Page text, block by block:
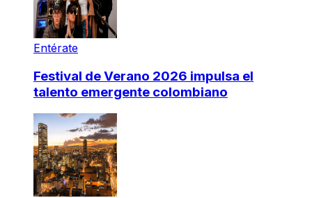
Entérate
Festival de Verano 2026 impulsa el
talento emergente colombiano